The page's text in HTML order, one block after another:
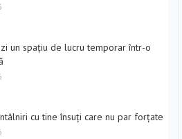
un spațiu de lucru temporar într-o
cu tine însuți care nu par forțate